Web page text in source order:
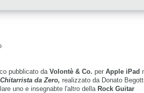
pubblicato da Volontè & Co. per Apple iPad
Chitarrista da Zero, realizzato da Donato
uno e insegnabte l'altro della Rock Guitar